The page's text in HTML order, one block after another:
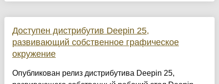
Доступен дистрибутив Deepin 25,
развивающий собственное графическое
окружение
Опубликован релиз дистрибутива Deepin 25,